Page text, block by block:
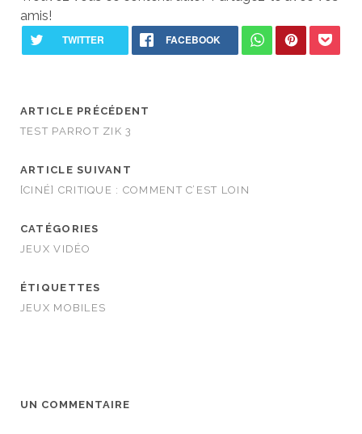
amis!
ARTICLE PRÉCÉDENT
TEST PARROT ZIK 3
ARTICLE SUIVANT
[CINÉ] CRITIQUE : COMMENT C’EST LOIN
CATÉGORIES
JEUX VIDÉO
ÉTIQUETTES
JEUX MOBILES
UN COMMENTAIRE